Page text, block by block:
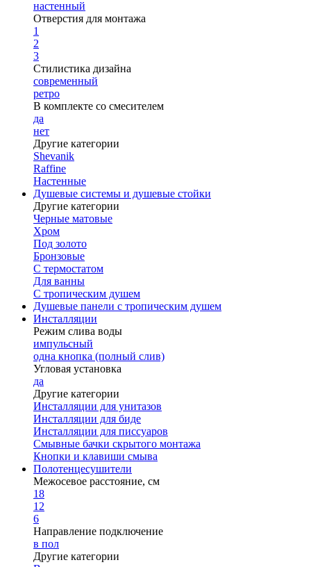
настенный
Отверстия для монтажа
1
2
3
Стилистика дизайна
современный
ретро
В комплекте со смесителем
да
нет
Другие категории
Shevanik
Raffine
Настенные
Душевые системы и душевые стойки
Другие категории
Черные матовые
Хром
Под золото
Бронзовые
С термостатом
Для ванны
С тропическим душем
Душевые панели с тропическим душем
Инсталляции
Режим слива воды
импульсный
одна кнопка (полный слив)
Угловая установка
да
Другие категории
Инсталляции для унитазов
Инсталляции для биде
Инсталляции для писсуаров
Смывные бачки скрытого монтажа
Кнопки и клавиши смыва
Полотенцесушители
Межосевое расстояние, см
18
12
6
Направление подключение
в пол
Другие категории